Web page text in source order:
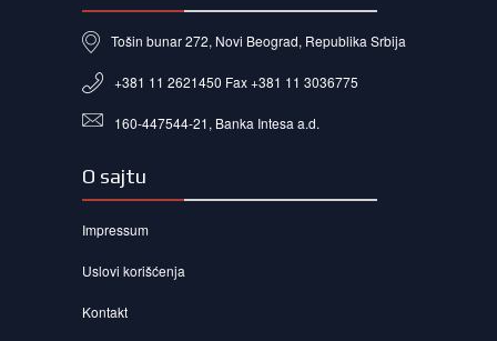
Tošin bunar 272, Novi Beograd, Republika Srbija
+381 11 2621450 Fax +381 11 3036775
160-447544-21, Banka Intesa a.d.
O sajtu
Impressum
Uslovi korišćenja
Kontakt